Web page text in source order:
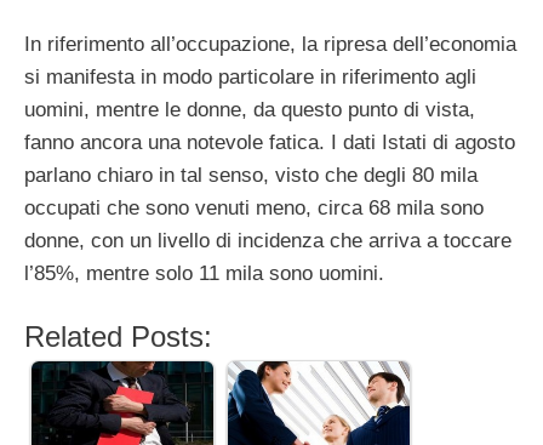
In riferimento all’occupazione, la ripresa dell’economia
si manifesta in modo particolare in riferimento agli
uomini, mentre le donne, da questo punto di vista,
fanno ancora una notevole fatica. I dati Istati di agosto
parlano chiaro in tal senso, visto che degli 80 mila
occupati che sono venuti meno, circa 68 mila sono
donne, con un livello di incidenza che arriva a toccare
l’85%, mentre solo 11 mila sono uomini.
Related Posts: